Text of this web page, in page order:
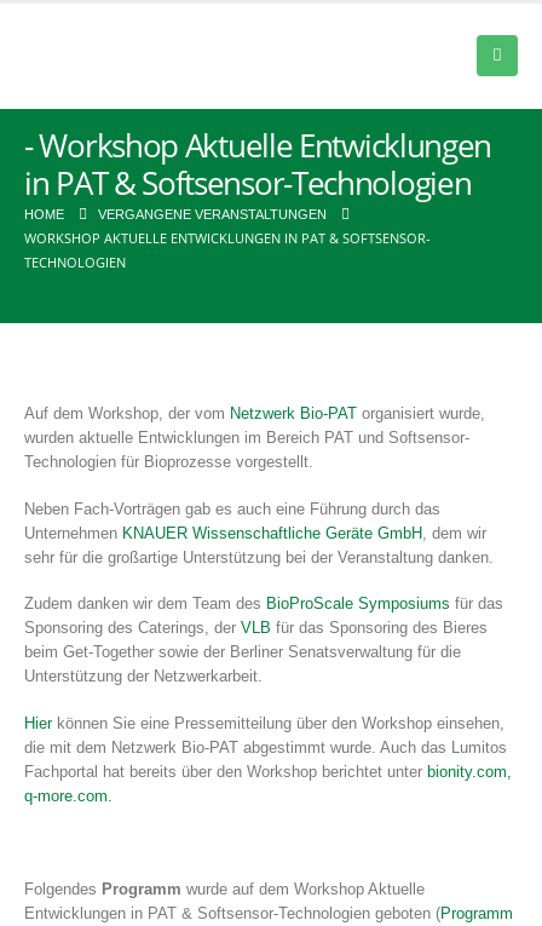
Workshop Aktuelle Entwicklungen
in PAT & Softsensor-Technologien
HOME VERGANGENE VERANSTALTUNGEN
WORKSHOP AKTUELLE ENTWICKLUNGEN IN PAT & SOFTSENSOR-
TECHNOLOGIEN
Auf dem Workshop, der vom Netzwerk Bio-PAT organisiert wurde,
wurden aktuelle Entwicklungen im Bereich PAT und Softsensor-
Technologien für Bioprozesse vorgestellt.
Neben Fach-Vorträgen gab es auch eine Führung durch das
Unternehmen KNAUER Wissenschaftliche Geräte GmbH , dem wir
sehr für die großartige Unterstützung bei der Veranstaltung danken.
Zudem danken wir dem Team des BioProScale Symposiums für das
Sponsoring des Caterings, der VLB für das Sponsoring des Bieres
beim Get-Together sowie der Berliner Senatsverwaltung für die
Unterstützung der Netzwerkarbeit.
Hierkönnen Sie eine Pressemitteilung über den Workshop einsehen,
die mit dem Netzwerk Bio-PAT abgestimmt wurde. Auch das Lumitos
Fachportal hat bereits über den Workshop berichtet unter bionity.com,
q-more.com.
Folgendes Programm wurde auf dem Workshop Aktuelle
Entwicklungen in PAT & Softsensor-Technologien geboten (Programm